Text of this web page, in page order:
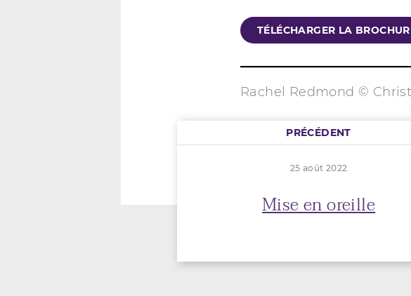
TÉLÉCHARGER LA
Rachel Redmond ©
PRÉCÉDENT
25 août 2022
Mise en oreille